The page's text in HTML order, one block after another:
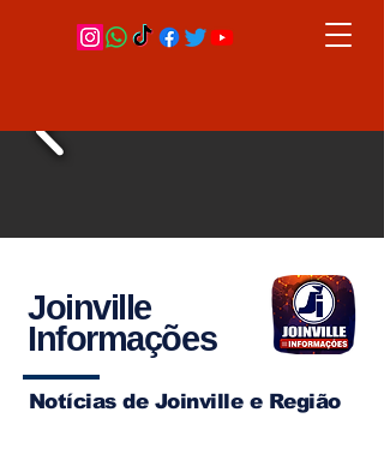
Joinville
Informações
Notícias de Joinville e Região